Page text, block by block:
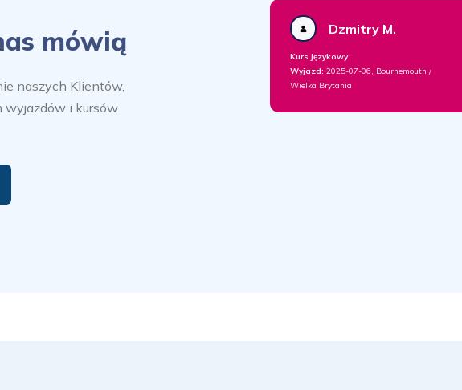
mówią
naszych Klientów,
wyjazdów i kursów
Dzmitry M.
Kurs językowy
Wyjazd: 2025-07-06, Bournemouth /
Wielka Brytania